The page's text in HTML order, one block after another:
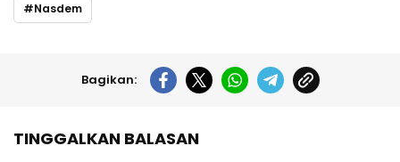
Nasdem
Bagikan:
TINGGALKAN BALASAN